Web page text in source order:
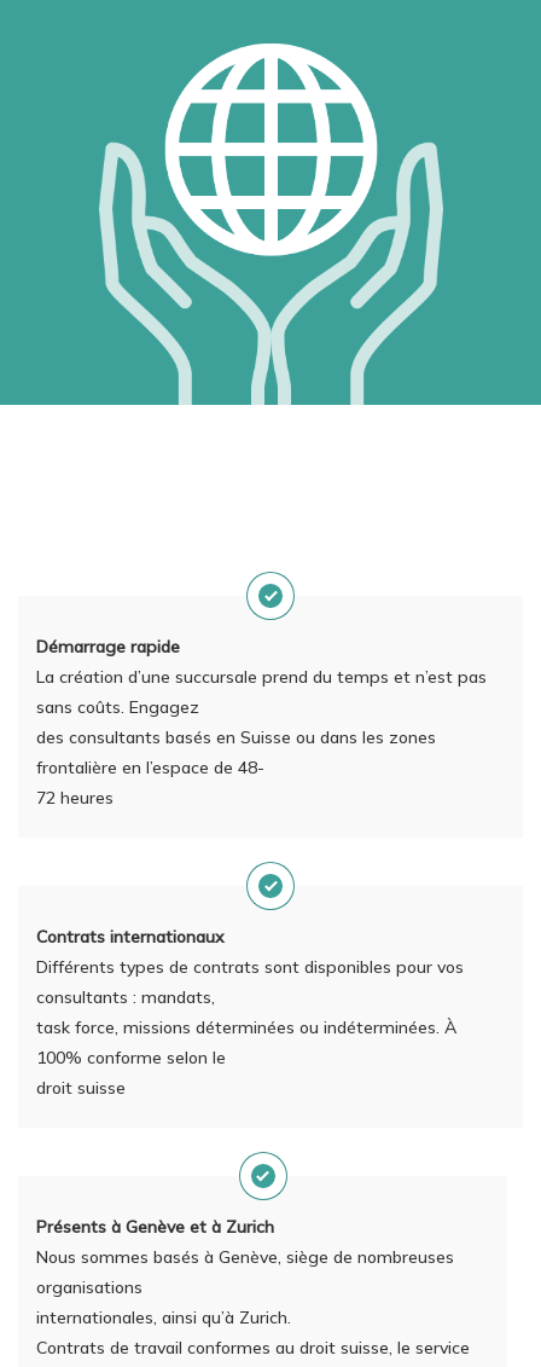
Démarrage rapide
La création d’une succursale prend du temps et n’est pas
sans coûts. Engagez
des consultants basés en Suisse ou dans les zones
frontalière en l’espace de 48-
72 heures
Contrats internationaux
Différents types de contrats sont disponibles pour vos
consultants : mandats,
task force, missions déterminées ou indéterminées. À
100% conforme selon le
droit suisse
Présents à Genève et à Zurich
Nous sommes basés à Genève, siège de nombreuses
organisations
internationales, ainsi qu’à Zurich.
Contrats de travail conformes au droit suisse, le service